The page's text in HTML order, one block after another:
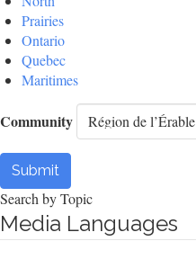
Prairies
Ontario
Quebec
Maritimes
Community
Submit
Search by Topic
Media Languages